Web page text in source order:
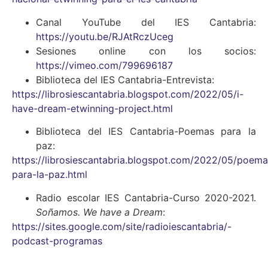
Canal YouTube del IES Cantabria:
https://youtu.be/RJAtRczUceg
Sesiones online con los socios:
https://vimeo.com/799696187
Biblioteca del IES Cantabria-Entrevista:
https://librosiescantabria.blogspot.com/2022/05/i-
have-dream-etwinning-project.html
Biblioteca del IES Cantabria-Poemas para la
paz:
https://librosiescantabria.blogspot.com/2022/05/
para-la-paz.html
Radio escolar IES Cantabria-Curso 2020-2021.
Soñamos. We have a Dream:
https://sites.google.com/site/radioiescantabria/-
podcast-programas